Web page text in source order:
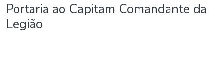
Estatísticas
Portaria ao Capitam Comandante da
Legião